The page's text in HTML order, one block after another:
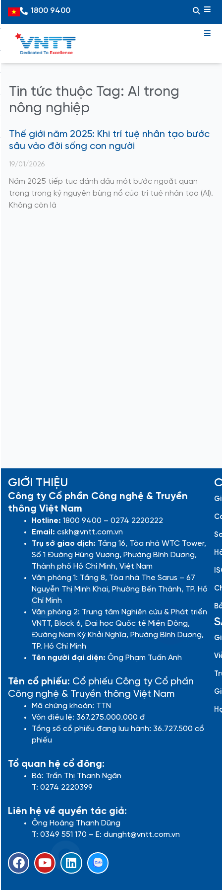
content
Vietnamese
1800 9400
Tin tức thuộc Tag: AI trong
nông nghiệp
Thế giới năm 2025: Khi trí tuệ nhân tạo bước
sâu vào đời sống con người
19/01/2026
Năm 2025 tiếp tục đánh dấu một bước ngoặt quan
trọng trong kỷ nguyên bùng nổ của trí tuệ nhân tạo (AI).
Không còn là
GIỚI THIỆU
Công ty Cổ phần Công nghệ & Truyền
thông Việt Nam
Hotline: 1800 9400 – 0274 2220222
Email: cskh@vntt.com.vn
Trụ sở giao dịch: Tầng 16, Tòa nhà WTC Tower,
Số 1 Đường Hùng Vương, Phường Bình Dương,
Thành phố Hồ Chí Minh, Việt Nam
Văn phòng 1: Tầng 8, Tòa nhà The Sarus – 67
Nguyễn Thị Minh Khai, Phường Bến Thành, TP. Hồ
Chí Minh
Văn phòng 2: Trung tâm Nghiên cứu & Phát triển
VNTT, Block 6, Đại học Quốc tế Miền Đông,
Đường Nam Kỳ Khởi Nghĩa, Phường Bình Dương,
TP. Hồ Chí Minh
Tên người đại diện: Ông Phạm Tuấn Anh
Tên cổ phiếu: Cổ phiếu Công ty Cổ phần
Công nghệ & Truyền thông Việt Nam
Mã chứng khoán: TTN
Vốn điều lệ: 367.275.000.000 đ
Tổng số cổ phiếu đang lưu hành: 36.727.500 cổ
phiếu
Tổ quan hệ cổ đông:
Bà: Trần Thị Thanh Ngân
T: 0274 2220399
Liên hệ về quyền tác giả:
Ông Hoàng Thanh Dũng
T: 0349 551 170 – E: dunght@vntt.com.vn
F
a
Y
o
L
i